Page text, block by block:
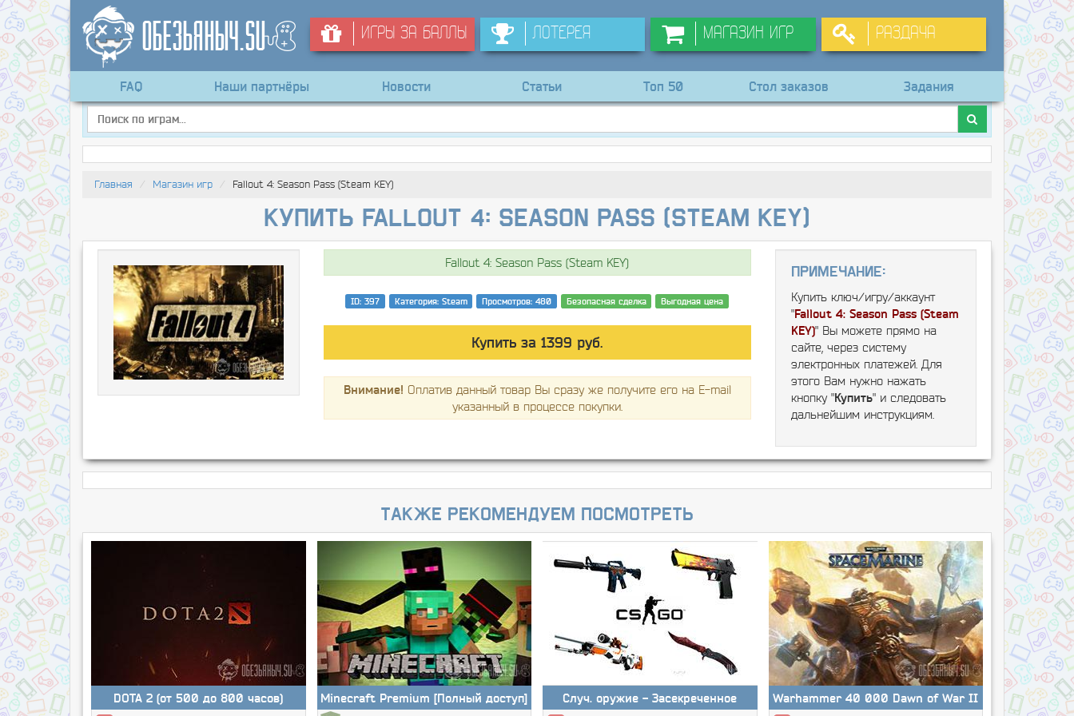
Игры за баллы Лотерея Магазин игр Раздача
FAQ Наши партнёры Новости Статьи Топ 50 Стол заказов Задания
Главная Магазин игр Fallout 4: Season Pass (Steam KEY)
Купить Fallout 4: Season Pass (Steam KEY)
Fallout 4: Season Pass (Steam KEY)
ID: 397 Категория: Steam Просмотров: 480 Безопасная сделка Выгодная цена
Купить за 1399 руб.
Внимание! Оплатив данный товар Вы сразу же получите его на E-mail
указанный в процессе покупки.
Примечание:
Купить ключ/игру/аккаунт
"Fallout 4: Season Pass (Steam
KEY)" Вы можете прямо на
сайте, через систему
электронных платежей. Для
этого Вам нужно нажать
кнопку "Купить" и следовать
дальнейшим инструкциям.
Также рекомендуем посмотреть
DOTA 2 (от 500 до 800 часов)
Minecraft Premium [Полный доступ]
Случ. оружие - Засекреченное
Warhammer 40 000 Dawn of War II